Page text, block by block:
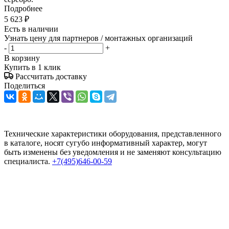
Подробнее
5 623 ₽
Есть в наличии
Узнать цену для партнеров / монтажных организаций
-
+
В корзину
Купить в 1 клик
Рассчитать доставку
Поделиться
Технические характеристики оборудования, представленного
в каталоге, носят сугубо информативный характер, могут
быть изменены без уведомления и не заменяют консультацию
специалиста. +7(495)646-00-59